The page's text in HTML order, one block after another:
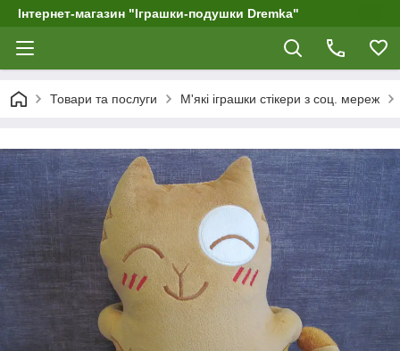
Інтернет-магазин "Іграшки-подушки Dremka"
Товари та послуги М'які іграшки стікери з соц. мереж